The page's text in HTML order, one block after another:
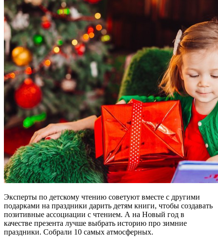
Эксперты по детскому чтению советуют вместе с другими
подарками на праздники дарить детям книги, чтобы создавать
позитивные ассоциации с чтением. А на Новый год в
качестве презента лучше выбрать историю про зимние
праздники. Собрали 10 самых атмосферных.